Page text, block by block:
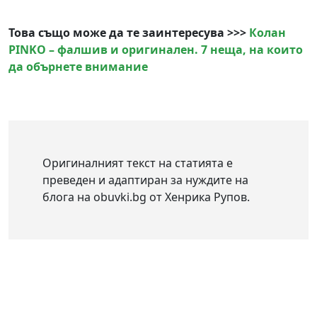
Това също може да те заинтересува >>> Колан
PINKO – фалшив и оригинален. 7 неща, на които
да обърнете внимание
Оригиналният текст на статията е
преведен и адаптиран за нуждите на
блога на obuvki.bg от Хенрика Рупов.